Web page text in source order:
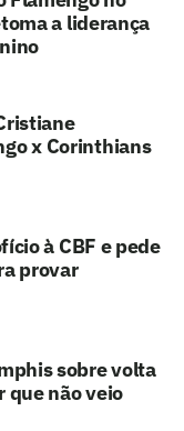
a liderança
x Corinthians
à CBF e pede
provar
sobre volta
que não veio